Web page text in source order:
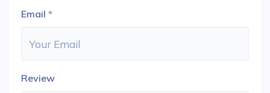
Email *
Review